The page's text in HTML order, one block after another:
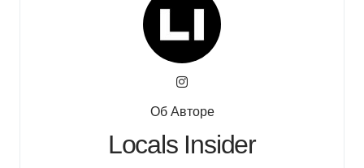
Об Авторе
Locals Insider